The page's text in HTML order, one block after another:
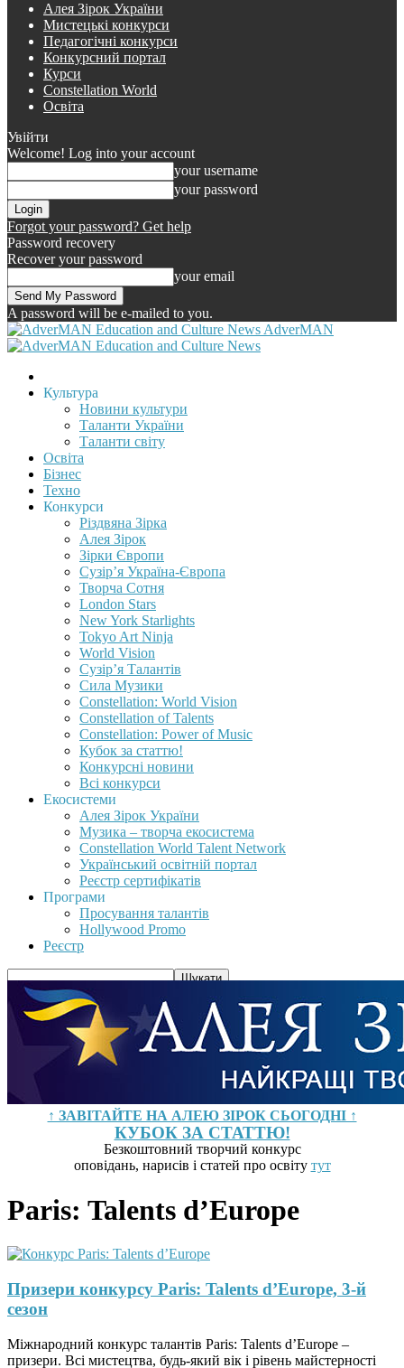
Алея Зірок України
Мистецькі конкурси
Педагогічні конкурси
Конкурсний портал
Курси
Constellation World
Освіта
Увійти
Welcome! Log into your account
your username
your password
Forgot your password? Get help
Password recovery
Recover your password
your email
A password will be e-mailed to you.
AdverMAN
Культура
Новини культури
Таланти України
Таланти світу
Освіта
Бізнес
Техно
Конкурси
Різдвяна Зірка
Алея Зірок
Зірки Європи
Сузір’я Україна-Європа
Творча Сотня
London Stars
New York Starlights
Tokyo Art Ninja
World Vision
Сузір’я Талантів
Сила Музики
Constellation: World Vision
Constellation of Talents
Constellation: Power of Music
Кубок за статтю!
Конкурсні новини
Всі конкурси
Екосистеми
Алея Зірок України
Музика – творча екосистема
Constellation World Talent Network
Український освітній портал
Реєстр сертифікатів
Програми
Просування талантів
Hollywood Promo
Реєстр
↑ ЗАВІТАЙТЕ НА АЛЕЮ ЗІРОК СЬОГОДНІ ↑
КУБОК ЗА СТАТТЮ!
Безкоштовний творчий конкурс
оповідань, нарисів і статей про освіту тут
Paris: Talents d’Europe
Призери конкурсу Paris: Talents d’Europe, 3-й
сезон
Міжнародний конкурс талантів Paris: Talents d’Europe –
призери. Всі мистецтва, будь-який вік і рівень майстерності